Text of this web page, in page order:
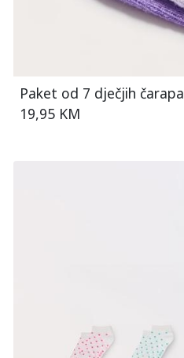
Paket od 7 dječjih čarapa
19,95 KM